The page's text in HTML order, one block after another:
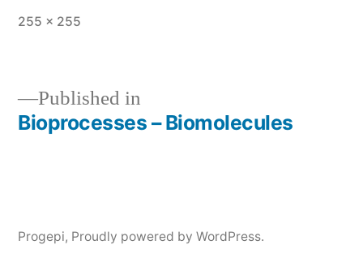
Full
255 × 255
Post
Published in
Bioprocesses – Biomolecules
Progepi, Proudly powered by WordPress.